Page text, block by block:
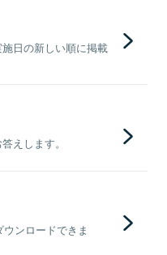
日の新しい順に掲載
えします。
ンロードできま